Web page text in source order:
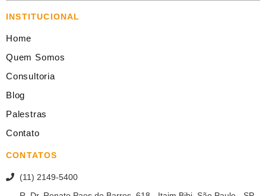
INSTITUCIONAL
Home
Quem Somos
Consultoria
Blog
Palestras
Contato
CONTATOS
(11) 2149-5400